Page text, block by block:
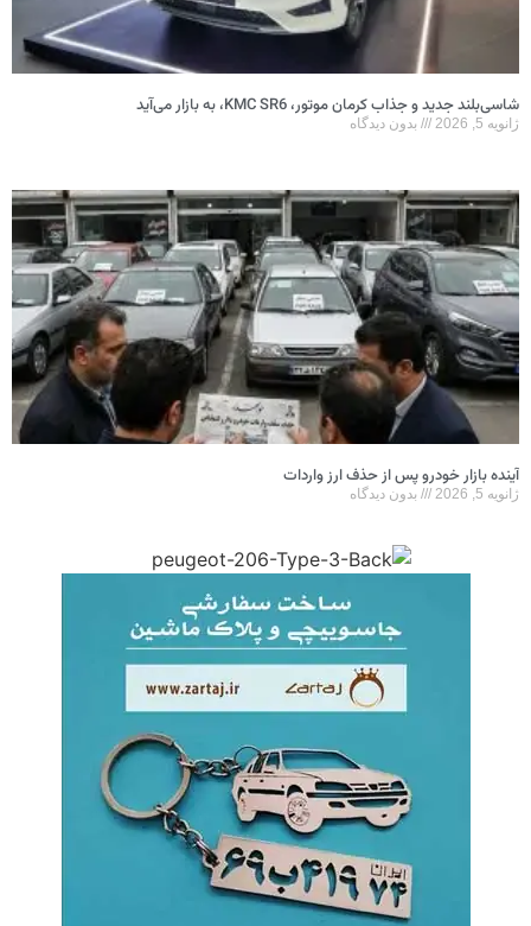
شاسی‌بلند جدید و جذاب کرمان موتور، KMC SR6، به بازار می‌آید
ژانویه 5, 2026 بدون دیدگاه
آینده بازار خودرو پس از حذف ارز واردات
ژانویه 5, 2026 بدون دیدگاه